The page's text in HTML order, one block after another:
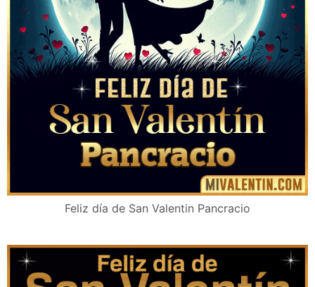
Feliz día de San Valentin Pancracio